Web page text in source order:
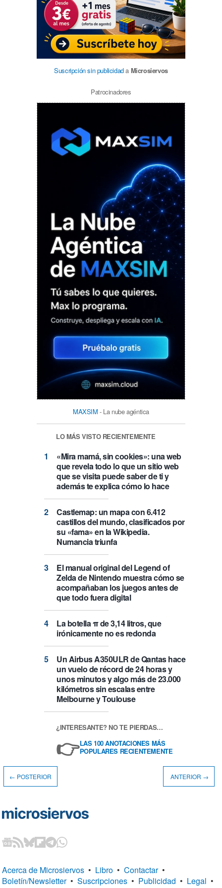
Suscripción sin publicidada Microsiervos
Patrocinadores
MAXSIM - La nube agéntica
LO MÁS VISTO RECIENTEMENTE
«Mira mamá, sin cookies»: una web
que revela todo lo que un sitio web
que se visita puede saber de ti y
además te explica cómo lo hace
Castlemap: un mapa con 6.412
castillos del mundo, clasificados por
su «fama» en la Wikipedia.
Numancia triunfa
El manual original del Legend of
Zelda de Nintendo muestra cómo se
acompañaban los juegos antes de
que todo fuera digital
La botella π de 3,14 litros, que
irónicamente no es redonda
Un Airbus A350ULR de Qantas hace
un vuelo de récord de 24 horas y
unos minutos y algo más de 23.000
kilómetros sin escalas entre
Melbourne y Toulouse
¿INTERESANTE? NO TE PIERDAS…
👉LAS 100 ANOTACIONES MÁS
POPULARES RECIENTEMENTE
← POSTERIOR ANTERIOR →
Acerca de Microsiervos • Libro • Contactar •
Boletín/Newsletter • Suscripciones • Publicidad • Legal •